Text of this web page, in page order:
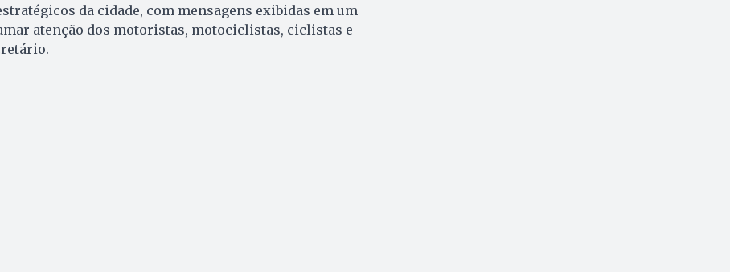
da cidade, com mensagens exibidas em um
atenção dos motoristas, motociclistas, ciclistas e